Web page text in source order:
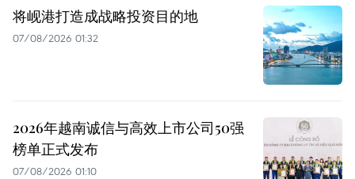
将岘港打造成战略投资目的地
07/08/2026 01:32
2026年越南诚信与高效上市公司50强
榜单正式发布
07/08/2026 01:10